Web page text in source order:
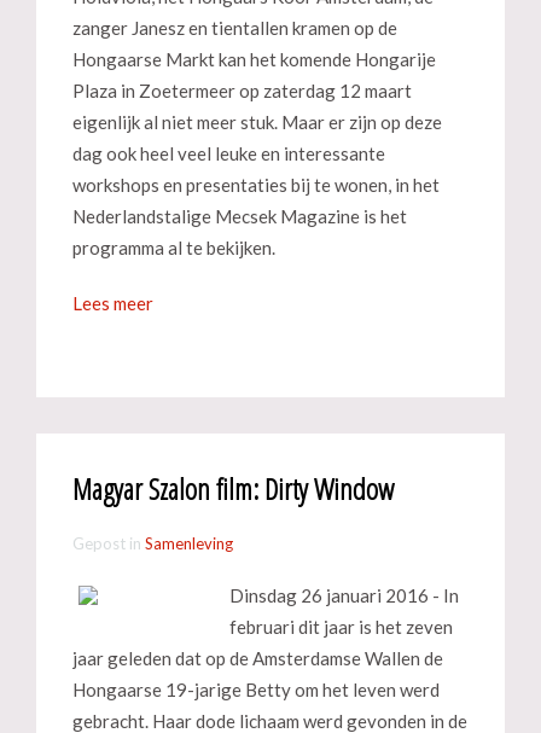
zanger Janesz en tientallen kramen op de
Hongaarse Markt kan het komende Hongarije
Plaza in Zoetermeer op zaterdag 12 maart
eigenlijk al niet meer stuk. Maar er zijn op deze
dag ook heel veel leuke en interessante
workshops en presentaties bij te wonen, in het
Nederlandstalige Mecsek Magazine is het
programma al te bekijken.
Lees meer
Magyar Szalon film: Dirty Window
Gepost in Samenleving
Dinsdag 26 januari 2016 - In
februari dit jaar is het zeven
jaar geleden dat op de Amsterdamse Wallen de
Hongaarse 19-jarige Betty om het leven werd
gebracht. Haar dode lichaam werd gevonden in de